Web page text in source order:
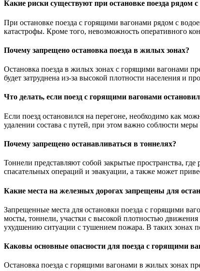
Какие риски существуют при остановке поезда рядом
При остановке поезда с горящими вагонами рядом с
катастрофы. Кроме того, невозможность оперативного
Почему запрещено остановка поезда в жилых зонах?
Остановка поезда в жилых зонах с горящими вагонами
будет затруднена из-за высокой плотности населения и
Что делать, если поезд с горящими вагонами
Если поезд остановился на перегоне, необходимо как
удалении состава с путей, при этом важно соблюсти
Почему запрещено останавливаться в тоннелях?
Тоннели представляют собой закрытые пространства,
спасательных операций и эвакуации, а также может
Какие места на железных дорогах запрещены для
Запрещенные места для остановки поезда с горящими
мосты, тоннели, участки с высокой плотностью
ухудшению ситуации с тушением пожара. В таких зонах
Каковы основные опасности для поезда с горящими
Остановка поезда с горящими вагонами в жилых зонах